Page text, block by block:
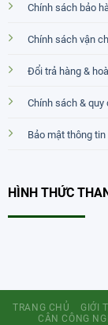
Chính sách bảo
Chính sách vận
Đổi trả hàng &
Chính sách & quy
Bảo mật thông tin
HÌNH THỨC
TRANG CHỦ GIỚI
CÂN CÔNG